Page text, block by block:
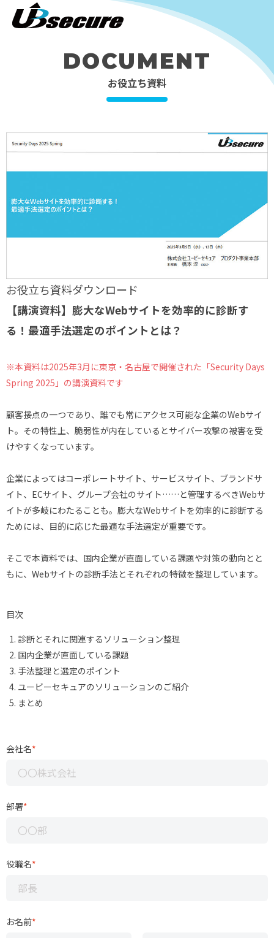
DOCUMENT
お役立ち資料
お役立ち資料ダウンロード
【講演資料】膨大なWebサイトを効率的に診断す
る！最適手法選定のポイントとは？
※本資料は2025年3月に東京・名古屋で開催された「Security Days
Spring 2025」の講演資料です
顧客接点の一つであり、誰でも常にアクセス可能な企業のWebサイ
ト。その特性上、脆弱性が内在しているとサイバー攻撃の被害を受
けやすくなっています。
企業によってはコーポレートサイト、サービスサイト、ブランドサ
イト、ECサイト、グループ会社のサイト……と管理するべきWebサ
イトが多岐にわたることも。膨大なWebサイトを効率的に診断する
ためには、目的に応じた最適な手法選定が重要です。
そこで本資料では、国内企業が直面している課題や対策の動向とと
もに、Webサイトの診断手法とそれぞれの特徴を整理しています。
目次
診断とそれに関連するソリューション整理
国内企業が直面している課題
手法整理と選定のポイント
ユービーセキュアのソリューションのご紹介
まとめ
会社名*
部署*
役職名*
お名前*